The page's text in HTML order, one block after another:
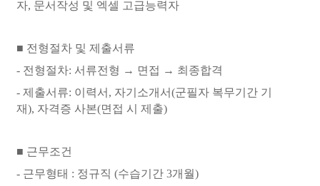
자, 문서작성 및 엑셀 고급능력자
■ 전형절차 및 제출서류
- 전형절차: 서류전형 → 면접 → 최종합격
- 제출서류: 이력서 , 자기소개서(군필자 복무기간 기
재), 자격증 사본(면접 시 제출)
■ 근무조건
- 근무형태 : 정규직 (수습기간 3개월)